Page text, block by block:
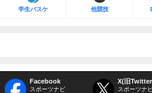
学生バスケ 他競技
Facebook
スポーツナビ
X(旧
スポーツナ